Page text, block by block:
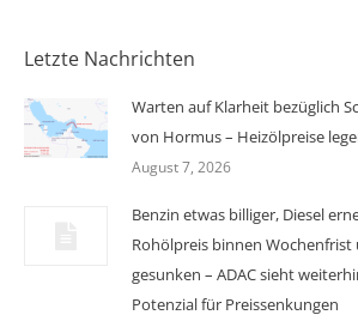
Letzte Nachrichten
Warten auf Klarheit bezüglich
von Hormus – Heizölpreise
August 7, 2026
Benzin etwas billiger, Diesel
Rohölpreis binnen Wochenfrist
gesunken – ADAC sieht
Potenzial für Preissenkungen